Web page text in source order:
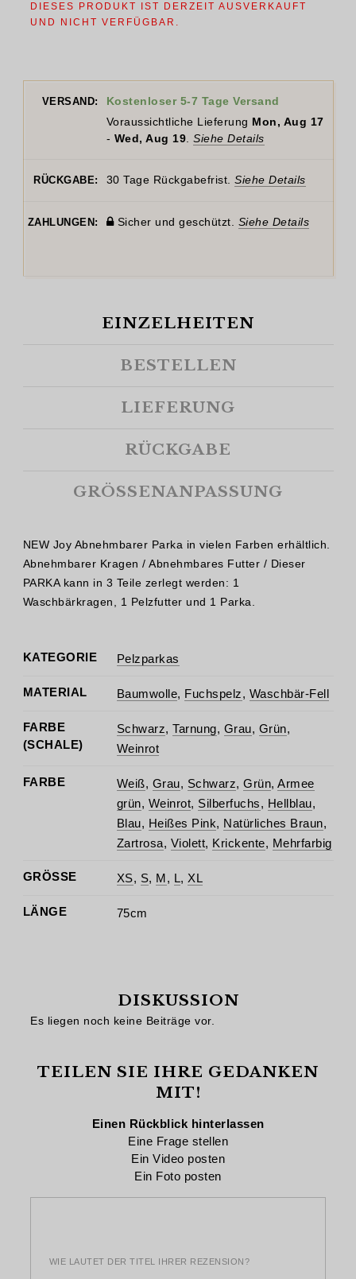
DIESES PRODUKT IST DERZEIT AUSVERKAUFT
UND NICHT VERFÜGBAR.
VERSAND:
Kostenloser 5-7 Tage Versand
Voraussichtliche Lieferung Mon, Aug 17
- Wed, Aug 19 Siehe Details
RÜCKGABE: 30 Tage Rückgabefrist. Siehe Details
ZAHLUNGEN: Sicher und geschützt. Siehe Details
EINZELHEITEN
BESTELLEN
LIEFERUNG
RÜCKGABE
GRÖSSENANPASSUNG
NEW Joy Abnehmbarer Parka in vielen Farben erhältlich.
Abnehmbarer Kragen / Abnehmbares Futter / Dieser
PARKA kann in 3 Teile zerlegt werden: 1
Waschbärkragen, 1 Pelzfutter und 1 Parka.
KATEGORIE Pelzparkas
MATERIAL Baumwolle, Fuchspelz, Waschbär-Fell
FARBE
(SCHALE)
Schwarz, Tarnung, Grau, Grün,
Weinrot
FARBE Weiß, Grau, Schwarz, Grün, Armee
grün, Weinrot, Silberfuchs, Hellblau,
Blau, Heißes Pink, Natürliches Braun,
Zartrosa, Violett, Krickente, Mehrfarbig
GRÖSSE XS, S, M, L, XL
LÄNGE 75cm
DISKUSSION
Es liegen noch keine Beiträge vor.
TEILEN SIE IHRE GEDANKEN
MIT!
Einen Rückblick hinterlassen
Eine Frage stellen
Ein Video posten
Ein Foto posten
WIE LAUTET DER TITEL IHRER REZENSION?